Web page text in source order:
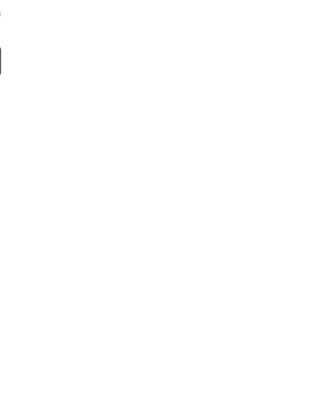
或 Web 聊天进行参与。虽
界面，例如入口网站、Slack 和团队。
的先决条件
和 Agentforce，部署数据工具包、配
，并管理搜索索引。
设置
过创建包含 Knowledge 文章、SLA 数据